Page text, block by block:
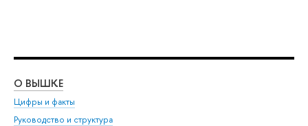
О ВЫШКЕ
Цифры и факты
Руководство и структура